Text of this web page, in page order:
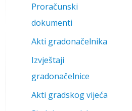
Proračunski
dokumenti
Akti gradonačelnika
Izvještaji
gradonačelnice
Akti gradskog vijeća